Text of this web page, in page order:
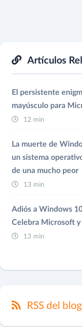
Artículos
El persistente
mayúsculo para
12 min
La muerte de
un sistema
de una mucho peor
13 min
Adiós a Windows
Celebra Microsoft
13 min
RSS del blog